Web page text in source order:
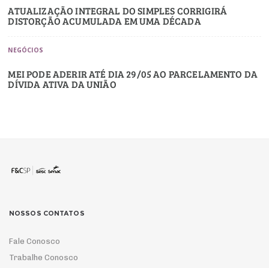
ATUALIZAÇÃO INTEGRAL DO SIMPLES CORRIGIRÁ
DISTORÇÃO ACUMULADA EM UMA DÉCADA
NEGÓCIOS
MEI PODE ADERIR ATÉ DIA 29/05 AO PARCELAMENTO DA
DÍVIDA ATIVA DA UNIÃO
NOSSOS CONTATOS
Fale Conosco
Trabalhe Conosco